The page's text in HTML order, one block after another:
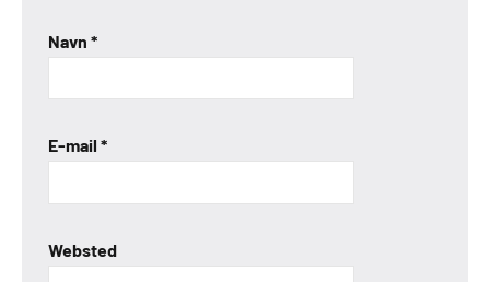
Navn *
E-mail *
Websted